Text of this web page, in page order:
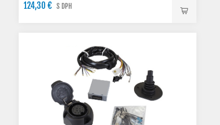
124,30 € S DPH